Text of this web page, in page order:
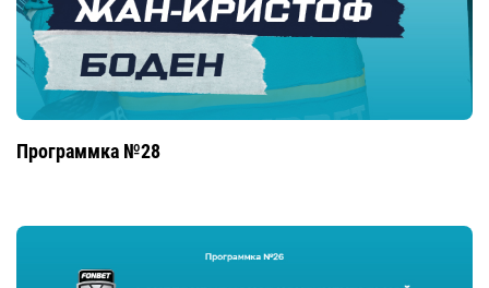
Программка №28